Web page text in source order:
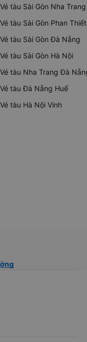
Vé tàu Sài Gòn Nha Trang
Vé tàu Sài Gòn Phan Thiết
Vé tàu Sài Gòn Đà Nẵng
Vé tàu Sài Gòn Hà Nội
Vé tàu Nha Trang Đà
Vé tàu Đà Nẵng Huế
Vé tàu Hà Nội Vinh